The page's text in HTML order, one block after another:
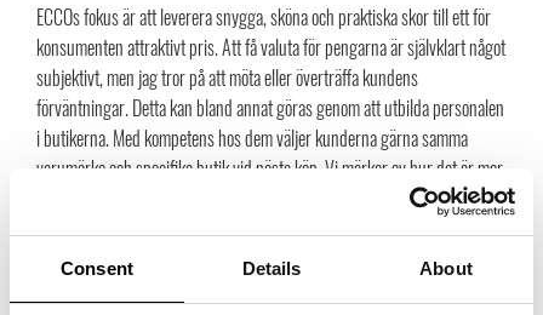
Consent Details About
ECCOs fokus är att leverera snygga, sköna och praktiska skor till ett för
konsumenten attraktivt pris. Att få valuta för pengarna är självklart något
subjektivt, men jag tror på att möta eller överträffa kundens
förväntningar. Detta kan bland annat göras genom att utbilda personalen
i butikerna. Med kompetens hos dem väljer kunderna gärna samma
varumärke och specifika butik vid nästa köp. Vi märker av hur det är mer
oroliga tider nu och hur konsumenten väljer med större omsorg vad de
ska lägga pengar på, vilket drabbar mellanköpshandeln. De som byggt
upp en genuin kunskap och har kapital i bolaget kommer att klara sig –